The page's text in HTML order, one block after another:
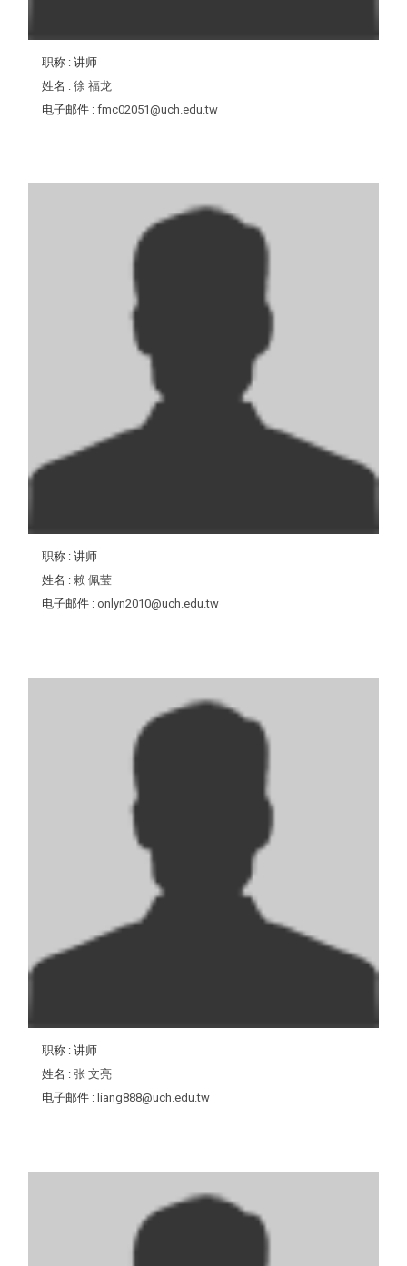
职称 : 讲师
姓名 : 徐 福龙
电子邮件 : fmc02051@uch.edu.tw
职称 : 讲师
姓名 : 赖 佩莹
电子邮件 : onlyn2010@uch.edu.tw
职称 : 讲师
姓名 : 张 文亮
电子邮件 : liang888@uch.edu.tw